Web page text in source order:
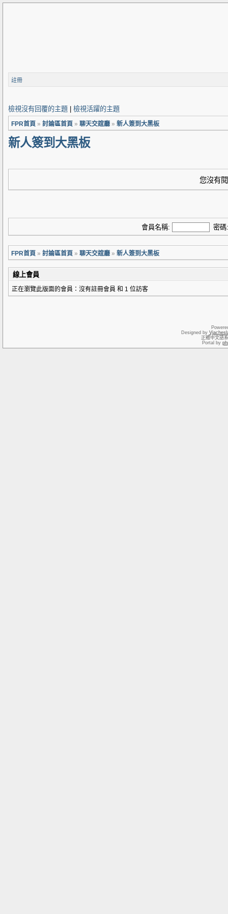
註冊
檢視沒有回覆的主題 檢視活躍的主題
FPR首頁 » 討論區首頁 » 聊天交誼廳 » 新人簽到大黑板
新人簽到大黑板
您沒有
會員名稱: 密碼:
FPR首頁 » 討論區首頁 » 聊天交誼廳 » 新人簽到大黑板
線上會員
正在瀏覽此版面的會員：沒有註冊會員 和 1 位訪客
Designed by
正體中文語
Portal by